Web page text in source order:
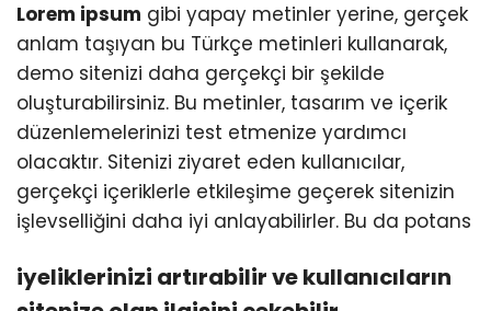
Lorem ipsum gibi yapay metinler yerine, gerçek
anlam taşıyan bu Türkçe metinleri kullanarak,
demo sitenizi daha gerçekçi bir şekilde
oluşturabilirsiniz. Bu metinler, tasarım ve içerik
düzenlemelerinizi test etmenize yardımcı
olacaktır. Sitenizi ziyaret eden kullanıcılar,
gerçekçi içeriklerle etkileşime geçerek sitenizin
işlevselliğini daha iyi anlayabilirler. Bu da potans
iyeliklerinizi artırabilir ve kullanıcıların